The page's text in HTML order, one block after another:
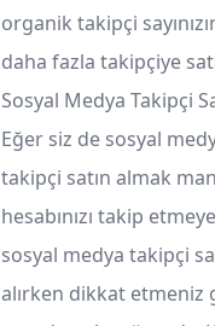
organik takipçi
daha fazla takipçiye
Sosyal Medya Takipçi
Eğer siz de sosyal
takipçi satın almak
hesabınızı takip
sosyal medya takipçi
alırken dikkat